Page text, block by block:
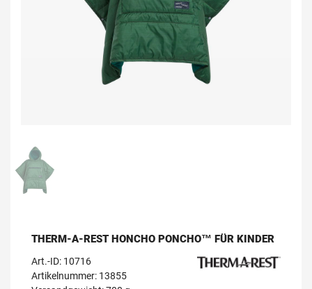
THERM-A-REST HONCHO PONCHO™ FÜR KINDER
Art.-ID: 10716
Artikelnummer: 13855